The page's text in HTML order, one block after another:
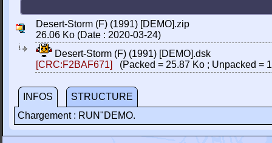
Desert-Storm (F) (1991) [DEMO].zip
26.06 Ko (Date : 2020-03-24)
Desert-Storm (F) (1991) [DEMO].dsk
[CRC:F2BAF671]
(Packed = 25.87 Ko ; Unpacked =
INFOS
STRUCTURE
Chargement : RUN"DEMO.